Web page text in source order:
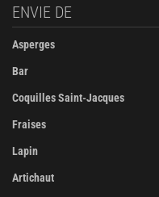
ENVIE DE
Asperges
Bar
Coquilles Saint-Jacques
Fraises
Lapin
Artichaut